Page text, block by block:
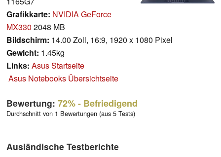
Grafikkarte: NVIDIA GeForce
MX330 2048 MB
Bildschirm: 14.00 Zoll, 16:9, 1920 x 1080 Pixel
Gewicht: 1.45kg
Links: Asus Startseite
Asus Notebooks Übersichtseite
Bewertung: 72%- Befriedigend
Durchschnitt von 1 Bewertungen (aus 5 Tests)
Ausländische Testberichte